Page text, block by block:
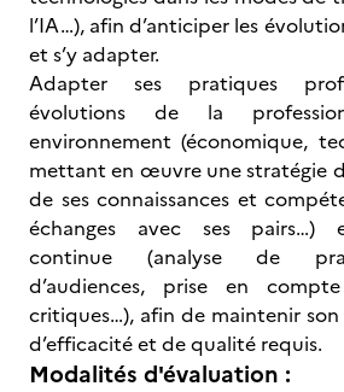
l’IA…), afin d’anticiper les
et s’y adapter.
Adapter ses pratiques
évolutions de la
environnement (économique,
mettant en œuvre une stratégie
de ses connaissances et
échanges avec ses pairs…)
continue (analyse de
d’audiences, prise en
critiques…), afin de maintenir
d’efficacité et de qualité requis.
Modalités d'évaluation :